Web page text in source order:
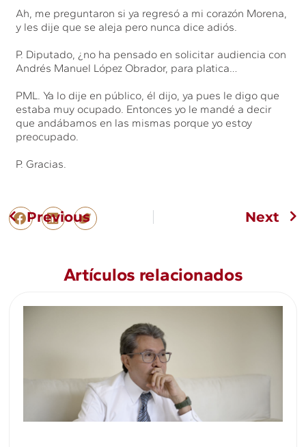
Ah, me preguntaron si ya regresó a mi corazón Morena,
y les dije que se aleja pero nunca dice adiós.
P. Diputado, ¿no ha pensado en solicitar audiencia con
Andrés Manuel López Obrador, para platica…
PML. Ya lo dije en público, él dijo, ya pues le digo que
estaba muy ocupado. Entonces yo le mandé a decir
que andábamos en las mismas porque yo estoy
preocupado.
P. Gracias.
Previous Next
Artículos relacionados